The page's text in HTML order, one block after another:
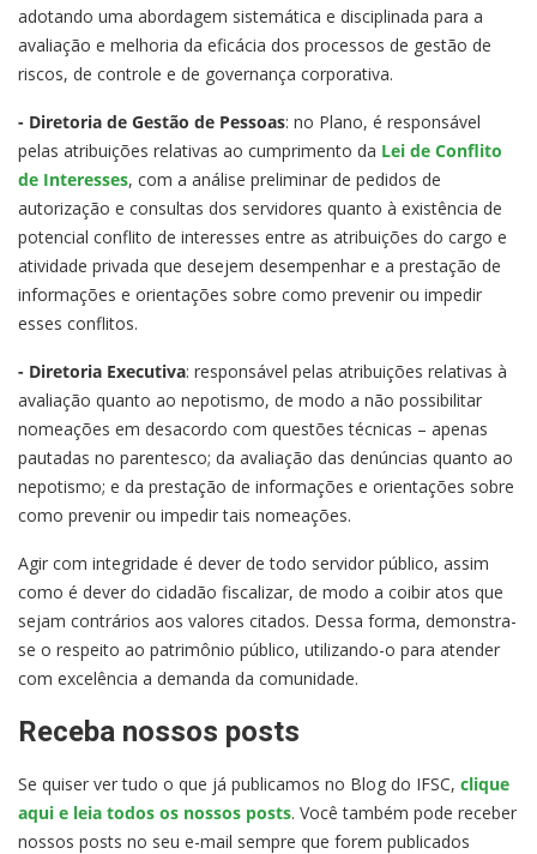
adotando uma abordagem sistemática e disciplinada para a
avaliação e melhoria da eficácia dos processos de gestão de
riscos, de controle e de governança corporativa.
- Diretoria de Gestão de Pessoas: no Plano, é responsável
pelas atribuições relativas ao cumprimento da Lei de Conflito
de Interesses, com a análise preliminar de pedidos de
autorização e consultas dos servidores quanto à existência de
potencial conflito de interesses entre as atribuições do cargo e
atividade privada que desejem desempenhar e a prestação de
informações e orientações sobre como prevenir ou impedir
esses conflitos.
- Diretoria Executiva: responsável pelas atribuições relativas à
avaliação quanto ao nepotismo, de modo a não possibilitar
nomeações em desacordo com questões técnicas – apenas
pautadas no parentesco; da avaliação das denúncias quanto ao
nepotismo; e da prestação de informações e orientações sobre
como prevenir ou impedir tais nomeações.
Agir com integridade é dever de todo servidor público, assim
como é dever do cidadão fiscalizar, de modo a coibir atos que
sejam contrários aos valores citados. Dessa forma, demonstra-
se o respeito ao patrimônio público, utilizando-o para atender
com excelência a demanda da comunidade.
Receba nossos posts
Se quiser ver tudo o que já publicamos no Blog do IFSC, clique
aqui e leia todos os nossos posts. Você também pode receber
nossos posts no seu e-mail sempre que forem publicados